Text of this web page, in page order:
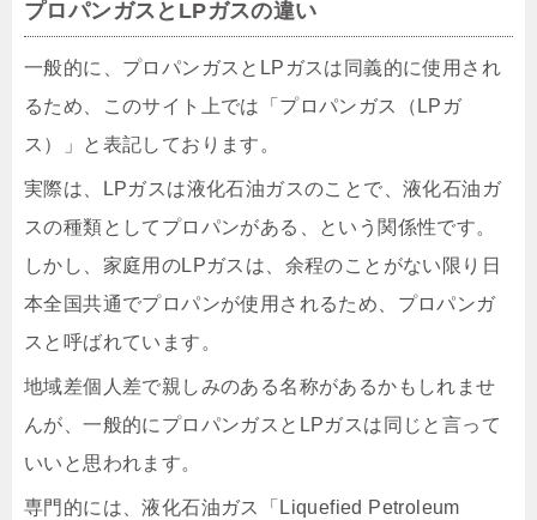
プロパンガスとLPガスの違い
一般的に、プロパンガスとLPガスは同義的に使用され
るため、このサイト上では「プロパンガス（LPガ
ス）」と表記しております。
実際は、LPガスは液化石油ガスのことで、液化石油ガ
スの種類としてプロパンがある、という関係性です。
しかし、家庭用のLPガスは、余程のことがない限り日
本全国共通でプロパンが使用されるため、プロパンガ
スと呼ばれています。
地域差個人差で親しみのある名称があるかもしれませ
んが、一般的にプロパンガスとLPガスは同じと言って
いいと思われます。
専門的には、液化石油ガス「Liquefied Petroleum